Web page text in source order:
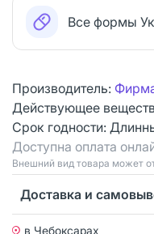
Все формы
Производитель:
Действующее
Срок годности:
Доступна оплата
Bнешний вид товара может
Доставка и
в Чебоксарах